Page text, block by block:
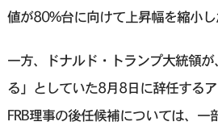
値が80%台に向けて上昇幅を縮小し
一方、ドナルド・トランプ大統領
る」としていた8月8日に辞任する
FRB理事の後任候補については、一